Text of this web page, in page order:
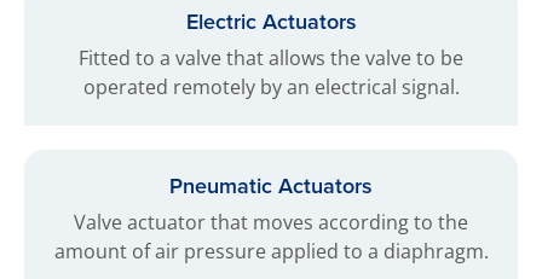
Electric Actuators
Fitted to a valve that allows the valve to be
operated remotely by an electrical signal.
Pneumatic Actuators
Valve actuator that moves according to the
amount of air pressure applied to a diaphragm.